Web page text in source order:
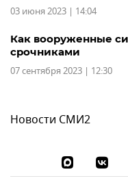
03 июня 2023 | 14:04
Как вооруженные
срочниками
07 сентября 2023 | 12:30
Новости СМИ2